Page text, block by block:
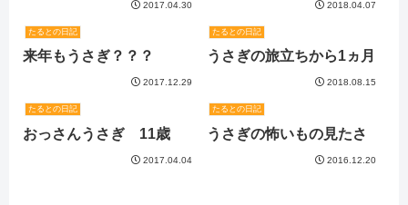
2017.04.30 2018.04.07
たるとの日記
来年もうさぎ？？？
2017.12.29
たるとの日記
うさぎの旅立ちから1ヵ月
2018.08.15
たるとの日記
おっさんうさぎ 11歳
2017.04.04
たるとの日記
うさぎの怖いもの見たさ
2016.12.20